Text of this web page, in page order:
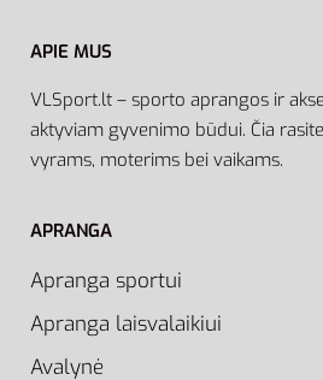
APIE MUS
VLSport.lt – sporto aprangos ir
aktyviam gyvenimo būdui. Čia
vyrams, moterims bei vaikams.
APRANGA
Apranga sportui
Apranga laisvalaikiui
Avalynė